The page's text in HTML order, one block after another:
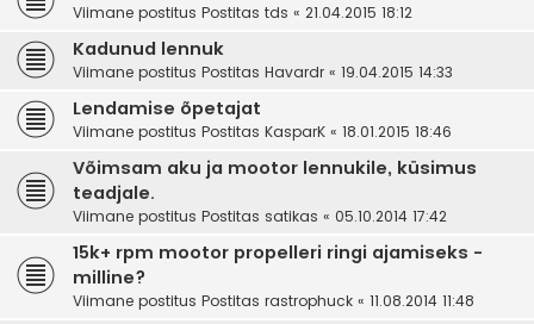
Viimane postitus Postitas tds « 21.04.2015 18:12
Kadunud lennuk
Viimane postitus Postitas Havardr « 19.04.2015 14:33
Lendamise õpetajat
Viimane postitus Postitas KasparK « 18.01.2015 18:46
Võimsam aku ja mootor lennukile, küsimus
teadjale.
Viimane postitus Postitas satikas « 05.10.2014 17:42
15k+ rpm mootor propelleri ringi ajamiseks -
milline?
Viimane postitus Postitas rastrophuck « 11.08.2014 11:48